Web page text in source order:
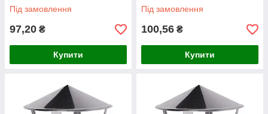
Під замовлення
97,20 ₴
Купити
Під замовлення
100,56 ₴
Купити